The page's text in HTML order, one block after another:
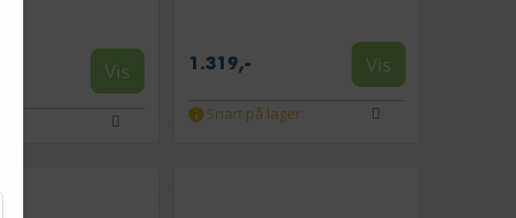
Vis 1.319,- Vis
Snart på lager